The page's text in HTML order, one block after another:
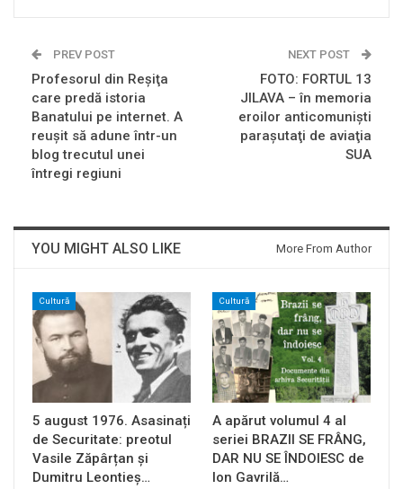
PREV POST
Profesorul din Reşiţa
care predă istoria
Banatului pe internet. A
reuşit să adune într-un
blog trecutul unei
întregi regiuni
NEXT POST
FOTO: FORTUL 13
JILAVA – în memoria
eroilor anticomunişti
paraşutaţi de aviaţia
SUA
YOU MIGHT ALSO LIKE More From Author
Cultură
5 august 1976. Asasinați
de Securitate: preotul
Vasile Zăpârțan și
Dumitru Leontieș…
Cultură
A apărut volumul 4 al
seriei BRAZII SE FRÂNG,
DAR NU SE ÎNDOIESC de
Ion Gavrilă…